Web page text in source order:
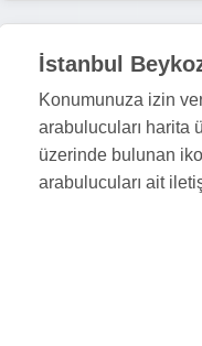
İstanbul
Konumunuza izin
arabulucuları harita
üzerinde bulunan
arabulucuları ait